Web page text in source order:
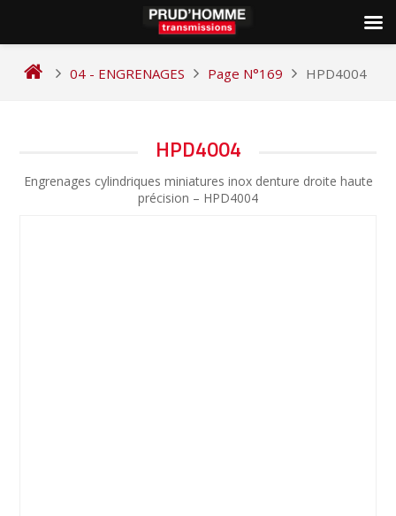
04 - ENGRENAGES Page N°169 HPD4004
HPD4004
Engrenages cylindriques miniatures inox denture droite haute
précision – HPD4004
DE